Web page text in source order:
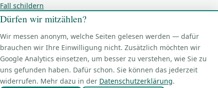
Fall schildern
Kontakt
Impressum
Datenschutz
Cookie-Einstellungen
Dürfen wir mitzählen?
Wir messen anonym, welche Seiten gelesen werden — dafür
brauchen wir Ihre Einwilligung nicht. Zusätzlich möchten wir
Google Analytics einsetzen, um besser zu verstehen, wie Sie zu
uns gefunden haben. Dafür schon. Sie können das jederzeit
widerrufen. Mehr dazu in der Datenschutzerklärung.